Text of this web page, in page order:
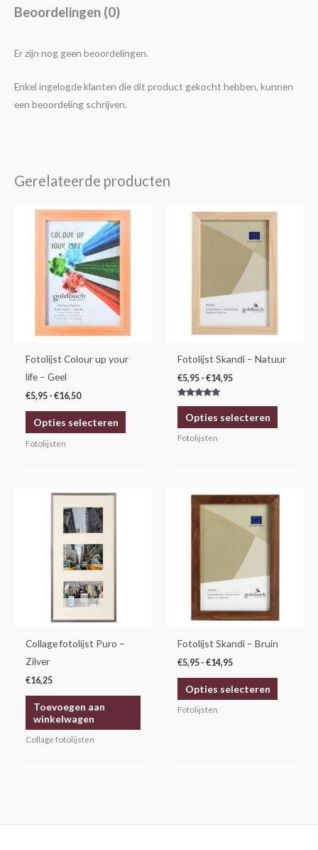
Beoordelingen (0)
Er zijn nog geen beoordelingen.
Enkel ingelogde klanten die dit product gekocht hebben, kunnen
een beoordeling schrijven.
Gerelateerde producten
Fotolijst Colour up your
life – Geel
€5,95 - €16,50
Prijsklasse:
€5,95
tot
€16,50
Opties selecteren
Dit
kan
gekozen
de
productpagina
Fotolijsten
Fotolijst Skandi – Natuur
€5,95 - €14,95
Prijsklasse:
€5,95
€14,95
Gewaardeerd
5.00
uit 5Opties selecteren
Dit
kan
gekozen
de
Fotolijsten
Collage fotolijst Puro –
Zilver
€16,25
Toevoegen aan
winkelwagen
Collage fotolijsten
Fotolijst Skandi – Bruin
€5,95 - €14,95
Prijsklasse:
€5,95
€14,95
Opties selecteren
Dit
kan
Fotolijsten